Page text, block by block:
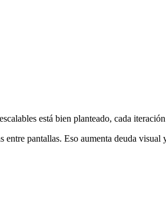
está bien planteado, cada
entre pantallas. Eso aumenta deuda visual